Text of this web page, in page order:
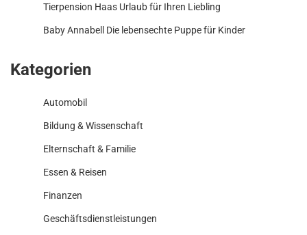
Tierpension Haas Urlaub für Ihren Liebling
Baby Annabell Die lebensechte Puppe für Kinder
Kategorien
Automobil
Bildung & Wissenschaft
Elternschaft & Familie
Essen & Reisen
Finanzen
Geschäftsdienstleistungen